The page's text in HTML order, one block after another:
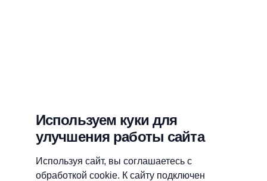
Используем куки для
улучшения работы сайта
Используя сайт, вы соглашаетесь с
обработкой cookie. К сайту подключен